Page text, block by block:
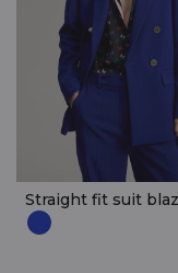
Straight fit suit